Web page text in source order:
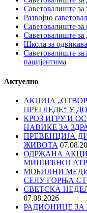
Саветовалиште за
Развојно
Саветовалиште за
Саветовалиште за
Школа за
Саветовалиште
пацијентима
Актуелно
АКЦИЈА
ПРЕГЛЕДЕ“ У
КРОЗ ИГРУ И
НАВИКЕ ЗА
ПРЕВЕНЦИЈА
ЖИВОТА
ОДРЖАНА
МИШИЋНОЈ
МОБИЛНИ
СЕЛУ ГОРЊА
СВЕТСКА
07.08.2026
РАДИОНИЦЕ ЗА